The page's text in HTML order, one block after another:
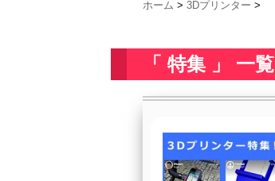
ホーム > 3Dプリンター >
「 特集 」 一覧